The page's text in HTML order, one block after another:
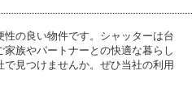
の良い物件です。シャッターは台
族やパートナーとの快適な暮らし
見つけませんか。ぜひ当社の利用